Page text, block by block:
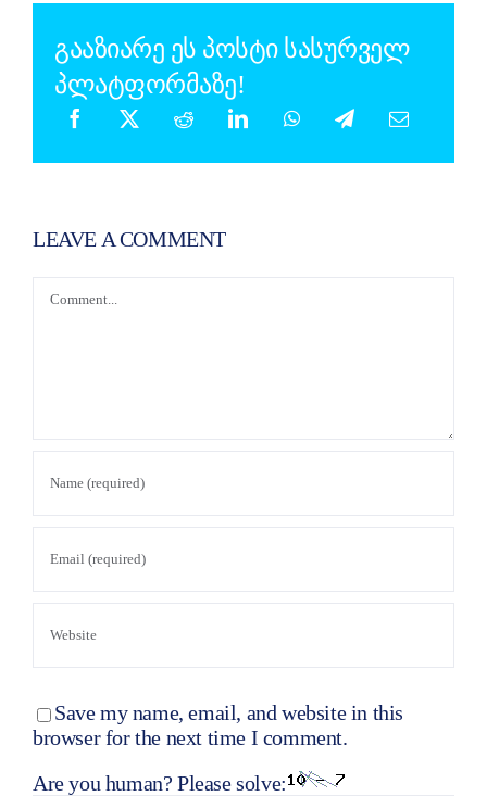
გააზიარე ეს პოსტი სასურველ
პლატფორმაზე!
LEAVE A COMMENT
Save my name, email, and website in this
browser for the next time I comment.
Are you human? Please solve: